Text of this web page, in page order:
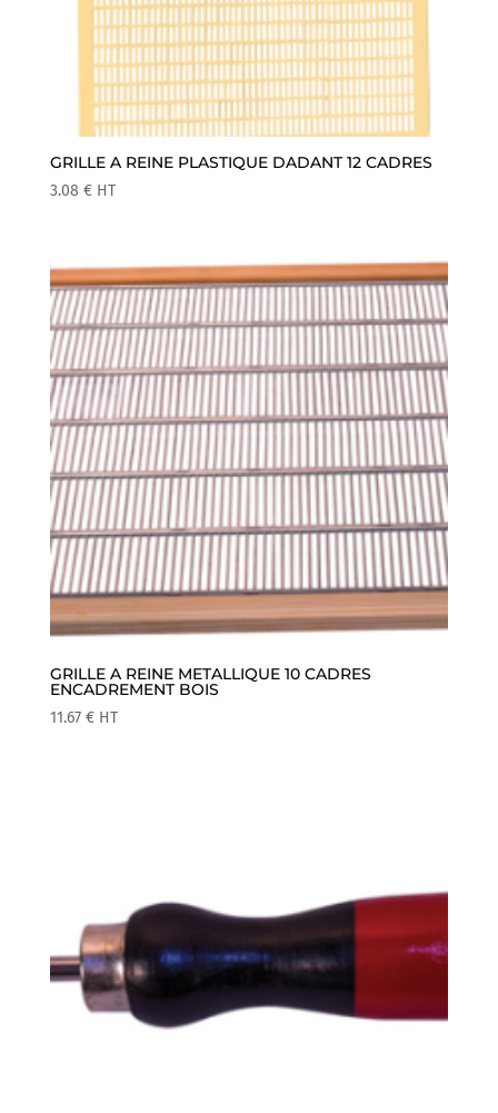
GRILLE A REINE PLASTIQUE DADANT 12 CADRES
3.08 € HT
GRILLE A REINE METALLIQUE 10 CADRES
ENCADREMENT BOIS
11.67 € HT